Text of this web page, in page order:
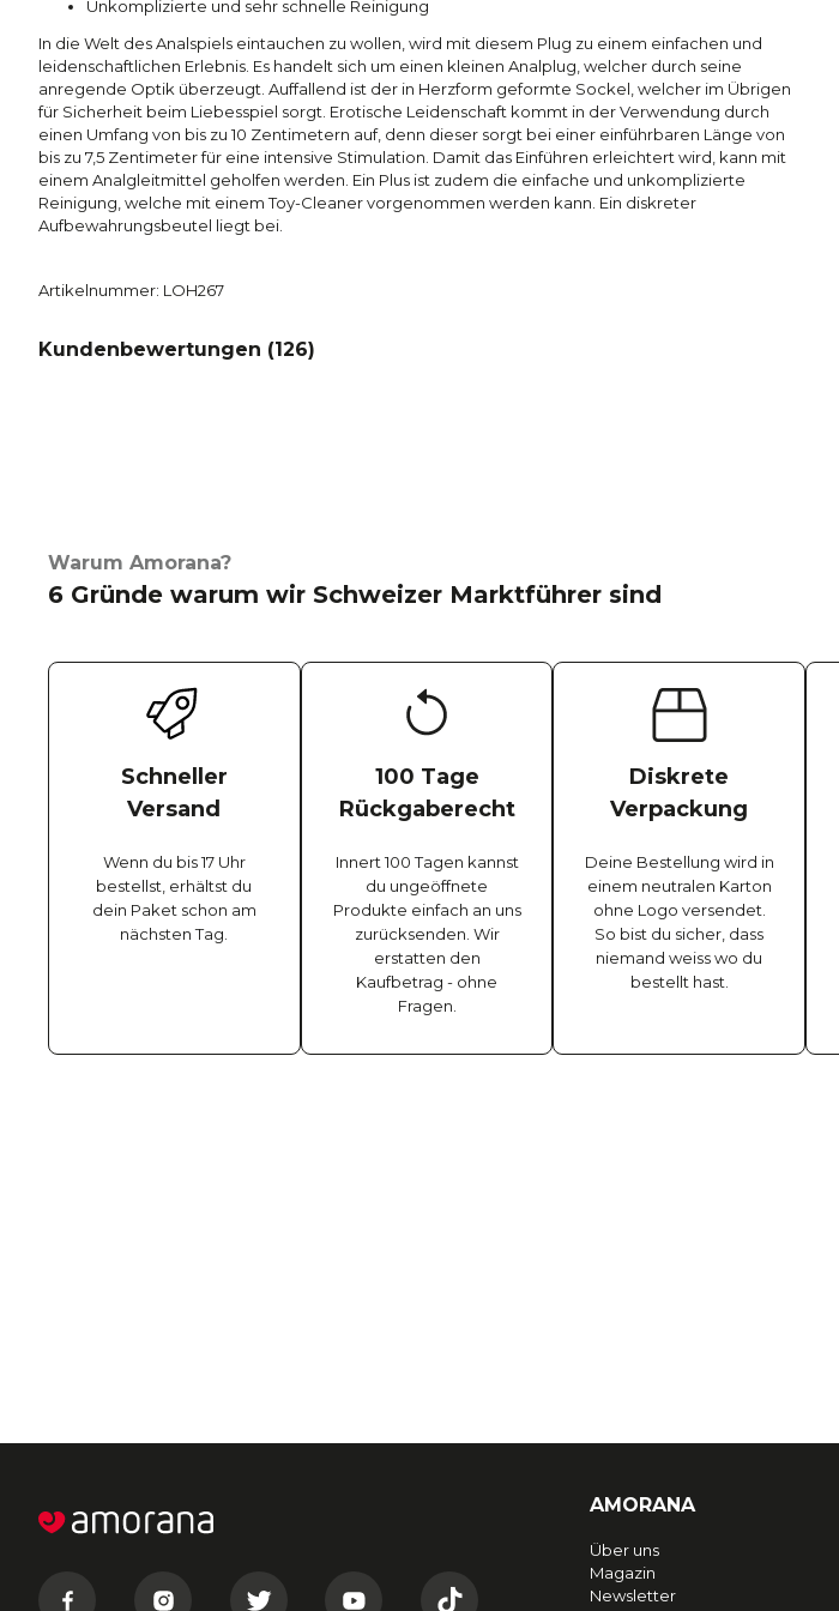
Unkomplizierte und sehr schnelle Reinigung
In die Welt des Analspiels eintauchen zu wollen, wird mit diesem Plug zu einem einfachen und
leidenschaftlichen Erlebnis. Es handelt sich um einen kleinen Analplug, welcher durch seine
anregende Optik überzeugt. Auffallend ist der in Herzform geformte Sockel, welcher im Übrigen
für Sicherheit beim Liebesspiel sorgt. Erotische Leidenschaft kommt in der Verwendung durch
einen Umfang von bis zu 10 Zentimetern auf, denn dieser sorgt bei einer einführbaren Länge von
bis zu 7,5 Zentimeter für eine intensive Stimulation. Damit das Einführen erleichtert wird, kann mit
einem Analgleitmittel geholfen werden. Ein Plus ist zudem die einfache und unkomplizierte
Reinigung, welche mit einem Toy-Cleaner vorgenommen werden kann. Ein diskreter
Aufbewahrungsbeutel liegt bei.
Artikelnummer: LOH267
Kundenbewertungen (126)
Warum Amorana?
6 Gründe warum wir Schweizer Marktführer sind
Schneller
Versand
Wenn du bis 17 Uhr
bestellst, erhältst du
dein Paket schon am
nächsten Tag.
100 Tage
Rückgaberecht
Innert 100 Tagen kannst
du ungeöffnete
Produkte einfach an uns
zurücksenden. Wir
erstatten den
Kaufbetrag - ohne
Fragen.
Diskrete
Verpackung
Deine Bestellung wird in
einem neutralen Karton
ohne Logo versendet.
So bist du sicher, dass
niemand weiss wo du
bestellt hast.
AMORANA
Über uns
Magazin
Newsletter